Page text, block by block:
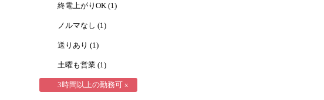
終電上がりOK (1)
ノルマなし (1)
送りあり (1)
土曜も営業 (1)
3時間以上の勤務可 x